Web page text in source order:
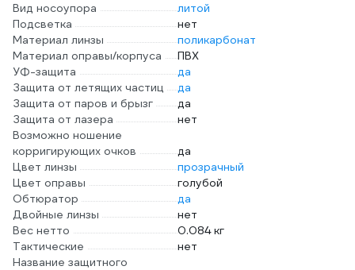
Вид носоупора
литой
Подсветка
нет
Материал линзы
поликарбонат
Материал оправы/корпуса
ПВХ
УФ-защита
да
Защита от летящих частиц
да
Защита от паров и брызг
да
Защита от лазера
нет
Возможно ношение
корригирующих очков
да
Цвет линзы
прозрачный
Цвет оправы
голубой
Обтюратор
да
Двойные линзы
нет
Вес нетто
0.084 кг
Тактические
нет
Название защитного